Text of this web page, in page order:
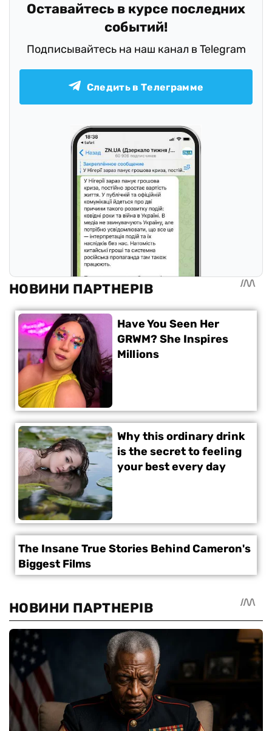
Оставайтесь в курсе последних
событий!
Подписывайтесь на наш канал в Telegram
Следить в Телеграмме